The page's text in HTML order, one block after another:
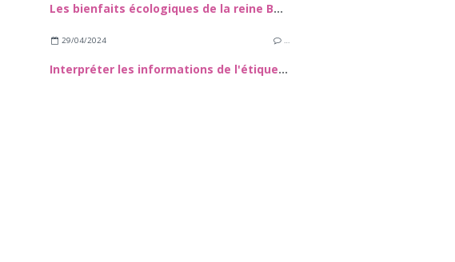
Les bienfaits écologiques de la reine Buckfast
29/04/2024 …
Interpréter les informations de l'étiquette énergétique